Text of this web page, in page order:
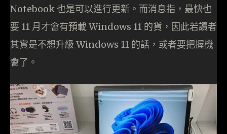
Notebook 也是可以進行更新。而消息指，最快也
要 11 月才會有預載 Windows 11 的貨，因此若讀者
其實是不想升級 Windows 11 的話，或者要把握機
會了。